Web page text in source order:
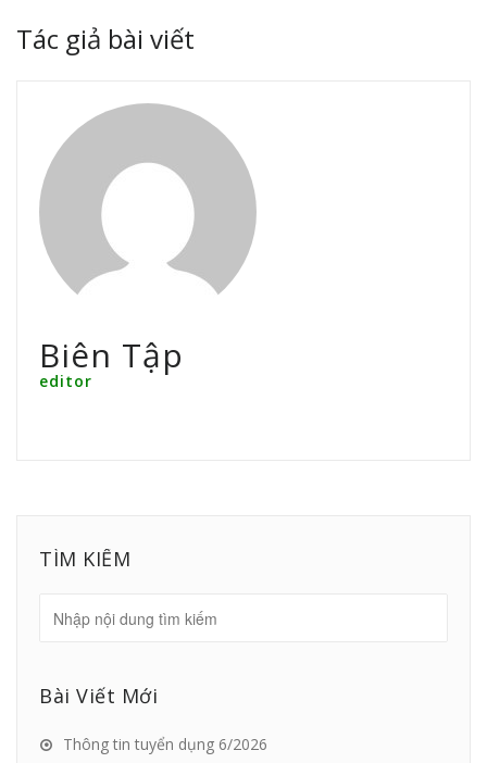
Tác giả bài viết
Biên Tập
editor
TÌM KIẾM
Bài Viết Mới
Thông tin tuyển dụng 6/2026